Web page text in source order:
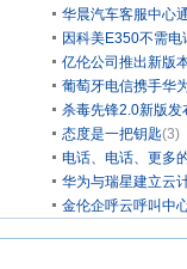
华晨汽车客服中心
因科美E350不需
亿伦公司推出新版
葡萄牙电信携手华
杀毒先锋2.0新版发
态度是一把钥匙(3)
电话、电话、更多
华为与瑞星建立云
金伦企呼云呼叫中